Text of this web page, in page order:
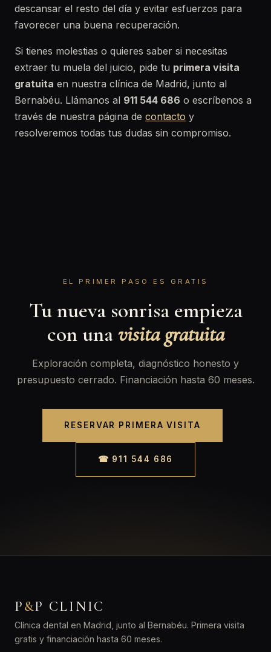
descansar el resto del día y evitar esfuerzos para
favorecer una buena recuperación.
Si tienes molestias o quieres saber si necesitas
extraer tu muela del juicio, pide tu primera visita
gratuita en nuestra clínica de Madrid, junto al
Bernabéu. Llámanos al 911 544 686 o escríbenos a
través de nuestra página de contacto y
resolveremos todas tus dudas sin compromiso.
EL PRIMER PASO ES GRATIS
Tu nueva sonrisa empieza
con unavisita gratuita
Exploración completa, diagnóstico honesto y
presupuesto cerrado. Financiación hasta 60 meses.
RESERVAR PRIMERA VISITA
☎ 911 544 686
P&P CLINIC
Clínica dental en Madrid, junto al Bernabéu. Primera visita
gratis y financiación hasta 60 meses.